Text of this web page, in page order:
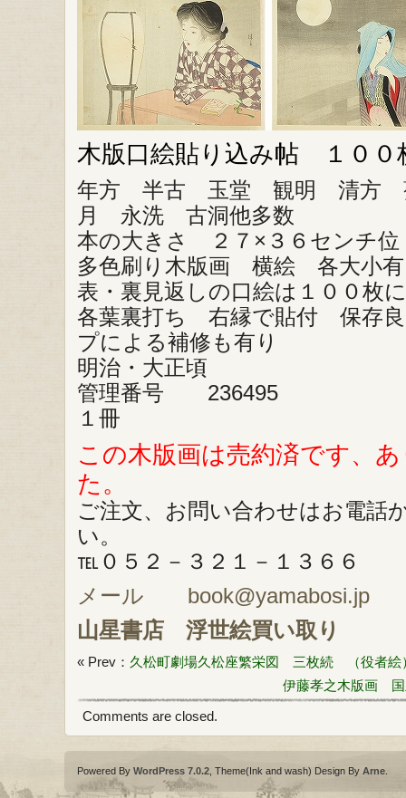
木版口絵貼り込み帖 １００
年方 半古 玉堂 観明 清方
月 永洗 古洞他多数
本の大きさ ２７×３６センチ位
多色刷り木版画 横絵 各大小有
表・裏見返しの口絵は１００枚
各葉裏打ち 右縁で貼付 保存
プによる補修も有り
明治・大正頃
管理番号 236495
１冊
この木版画は売約済です、
た。
ご注文、お問い合わせはお電話
い。
℡０５２－３２１－１３６６
メール book@yamabosi.jp
山星書店
浮世絵買い取り
« Prev： 久松町劇場久松座繁栄図 三枚続 （役者絵
伊藤孝之木版画
Comments are closed.
Powered By WordPress 7.0.2 , Theme(Ink and wash) Design By Arne